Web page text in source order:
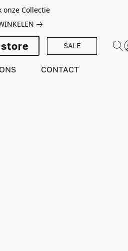
onze Collectie
SALE
CONTACT